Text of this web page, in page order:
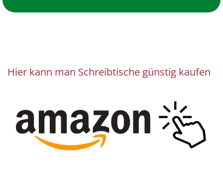
Hier kann man Schreibtische günstig kaufen